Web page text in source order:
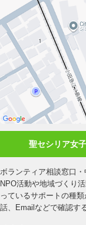
聖セシリア女
ボランティア相談窓口・
NPO活動や地域づくり
っているサポートの種
話、Emailなどで確認す